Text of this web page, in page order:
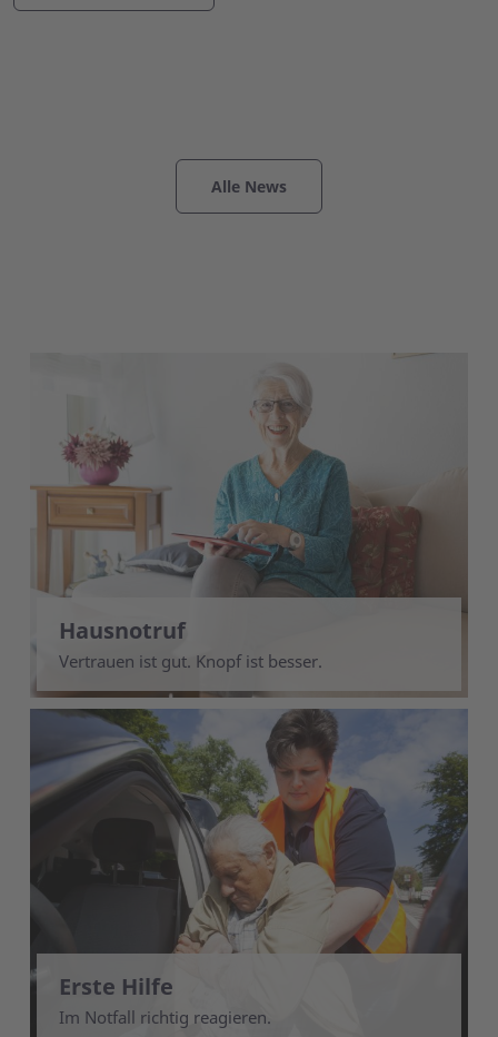
Alle News
Hausnotruf
Vertrauen ist gut. Knopf ist besser.
Erste Hilfe
Im Notfall richtig reagieren.